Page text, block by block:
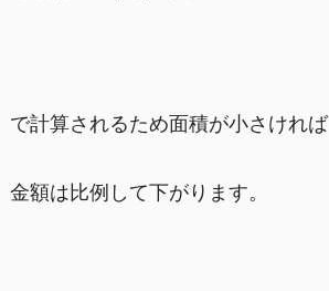
で計算されるため面積が小さければ
金額は比例して下がります。